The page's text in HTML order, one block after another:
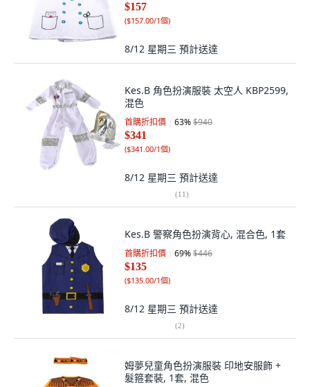
$157
($157.00/1個)
8/12 星期三 預計送達
Kes.B 角色扮演服裝 太空人 KBP2599,
混色
首購折扣價 63%$940
$341
($341.00/1個)
8/12 星期三 預計送達
(11)
Kes.B 警察角色扮演背心, 混合色, 1套
首購折扣價 69%$446
$135
($135.00/1個)
8/12 星期三 預計送達
(2)
姆夢兒童角色扮演服裝 印地安服飾 +
髮箍套裝, 1套, 混色